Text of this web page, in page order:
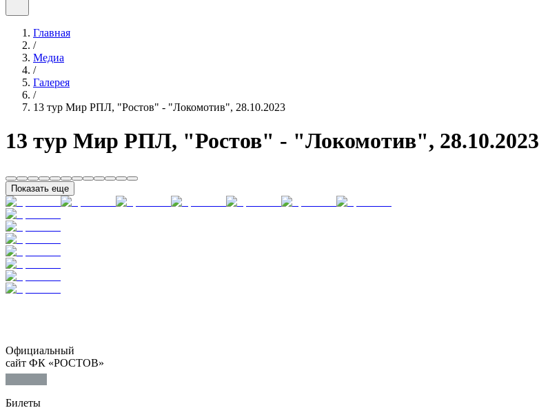
Главная
/
Медиа
/
Галерея
/
13 тур Мир РПЛ, "Ростов" - "Локомотив", 28.10.2023
13 тур Мир РПЛ, "Ростов" - "Локомотив", 28.10.2023
Показать еще
Официальный
сайт ФК «РОСТОВ»
Билеты